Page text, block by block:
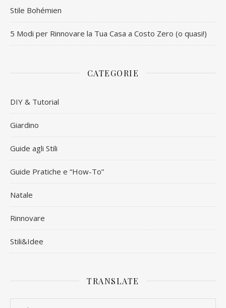
Stile Bohémien
5 Modi per Rinnovare la Tua Casa a Costo Zero (o quasi!)
CATEGORIE
DIY & Tutorial
Giardino
Guide agli Stili
Guide Pratiche e “How-To”
Natale
Rinnovare
Stili&Idee
TRANSLATE